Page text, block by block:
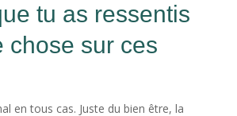
tu as ressentis
chose sur ces
en tous cas. Juste du bien être, la